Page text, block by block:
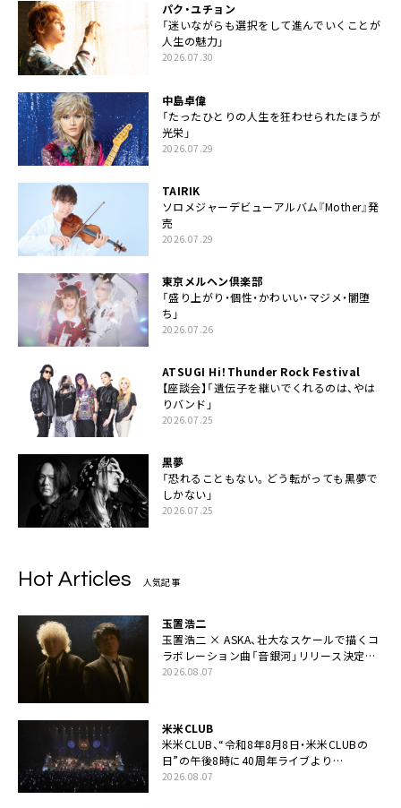
パク・ユチョン
「迷いながらも選択をして進んでいくことが
人生の魅力」
2026.07.30
中島卓偉
「たったひとりの人生を狂わせられたほうが
光栄」
2026.07.29
TAIRIK
ソロメジャーデビューアルバム『Mother』発
売
2026.07.29
東京メルヘン倶楽部
「盛り上がり・個性・かわいい・マジメ・闇堕
ち」
2026.07.26
ATSUGI Hi！Thunder Rock Festival
【座談会】「遺伝子を継いでくれるのは、やは
りバンド」
2026.07.25
黒夢
「恐れることもない。どう転がっても黒夢で
しかない」
2026.07.25
Hot Articles 人気記事
玉置浩二
玉置浩二 × ASKA、壮大なスケールで描くコ
ラボレーション曲「音銀河」リリース決定。
カップリングには新曲「命の宿り」収録も
2026.08.07
米米CLUB
米米CLUB、“令和8年8月8日・米米CLUBの
日”の午後8時に40周年ライブより
「FANtachy medley」を88年限定公開
2026.08.07